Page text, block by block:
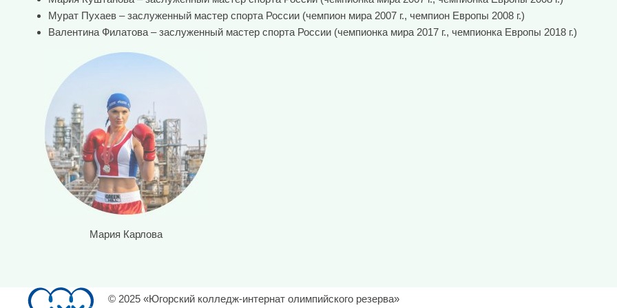
Мурат Пухаев – заслуженный мастер спорта России (чемпион мира 2007 г., чемпион Европы 2008 г.)
Валентина Филатова – заслуженный мастер спорта России (чемпионка мира 2017 г., чемпионка Европы 2018 г.)
Мария Карлова
© 2025 «Югорский колледж-интернат олимпийского резерва»